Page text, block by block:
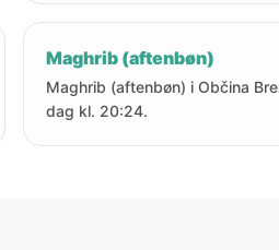
Maghrib (aftenbøn)
Maghrib (aftenbøn) i Občina
dag kl. 20:24.